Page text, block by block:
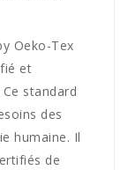
Oeko-Tex
et
standard
des
humaine. Il
de